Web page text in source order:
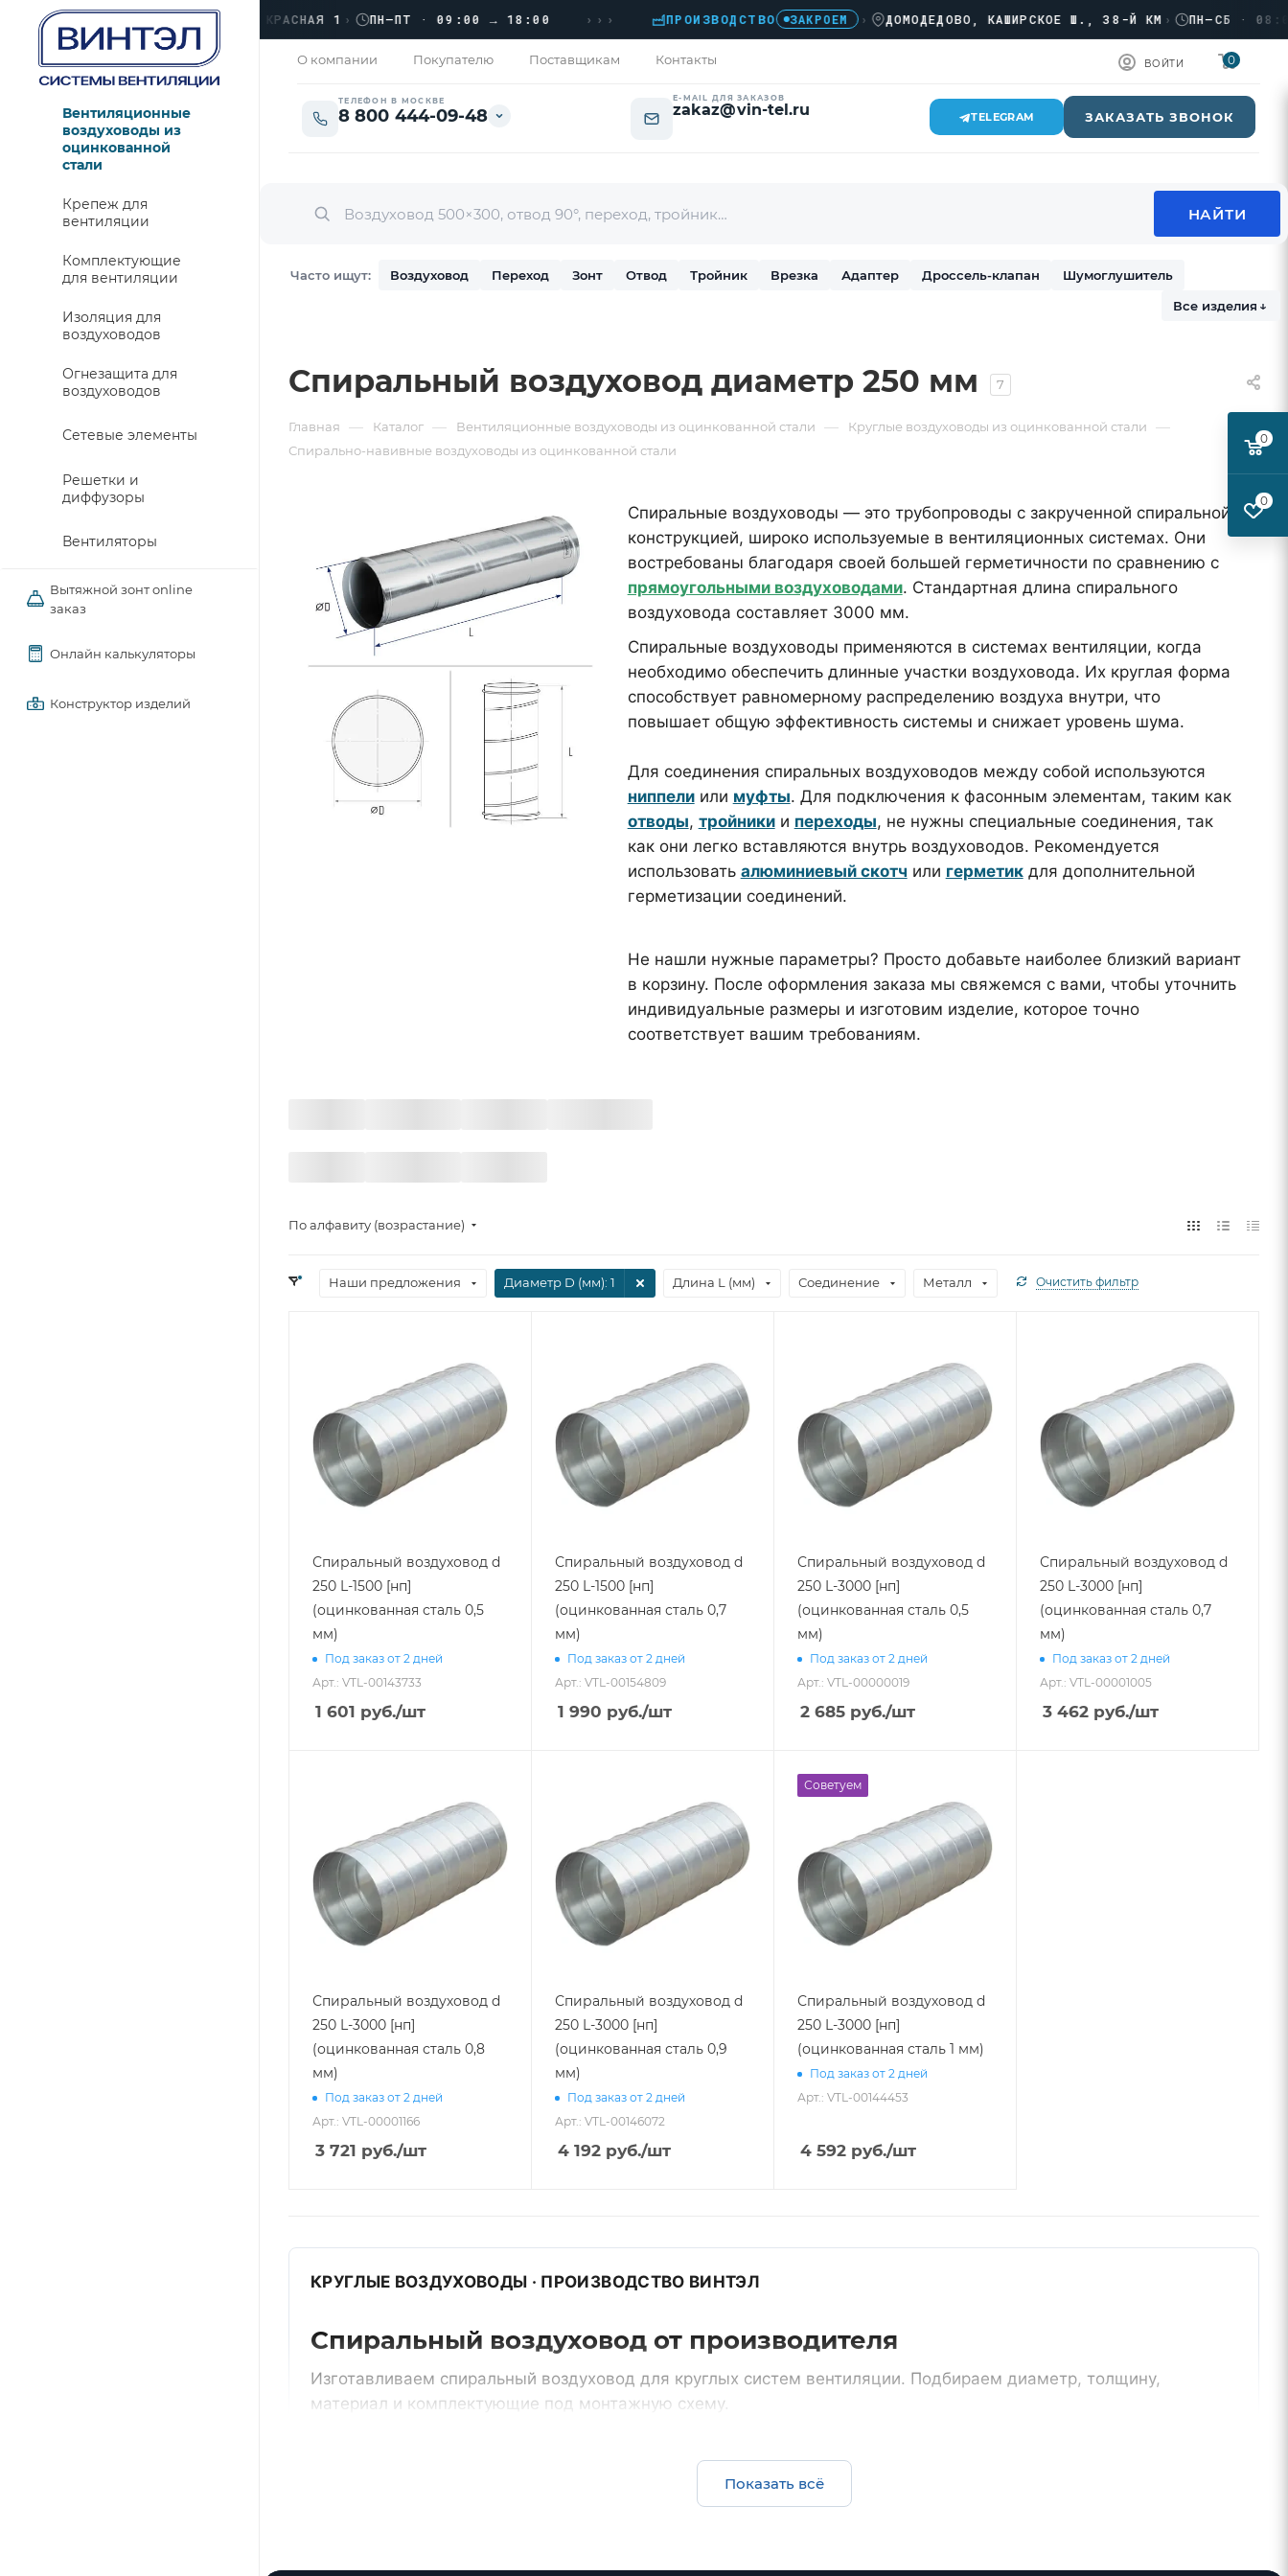
ОТКРЫТО › ЛЮБЕРЦЫ, УЛ. КРАСНАЯ 1 › ПН–ПТ · 09:00 → 18:00 ››› ПРОИЗВОДСТВО ЗАКРОЕМ › ДОМОДЕДОВО, КАШИРСКОЕ Ш., 38-Й КМ › ПН–СБ · 08:00 →
О компании Покупателю Поставщикам Контакты ВОЙТИ 0
ТЕЛЕФОН В МОСКВЕ
8 800 444-09-48
E-MAIL ДЛЯ ЗАКАЗОВ
zakaz@vin-tel.ru TELEGRAM ЗАКАЗАТЬ ЗВОНОК
Часто ищут: Воздуховод Переход Зонт Отвод Тройник Врезка Адаптер Дроссель-клапан
Шумоглушитель
Все изделия ↓
Вентиляционные
воздуховоды из
оцинкованной
стали
Крепеж для
вентиляции
Комплектующие
для вентиляции
Изоляция для
воздуховодов
Огнезащита для
воздуховодов
Сетевые элементы
Решетки и
диффузоры
Вентиляторы
Вытяжной зонт online
заказ
Онлайн калькуляторы
Конструктор изделий
Спиральный воздуховод диаметр 250 мм 7
Главная — Каталог — Вентиляционные воздуховоды из оцинкованной стали — Круглые воздуховоды из оцинкованной стали —
Спирально-навивные воздуховоды из оцинкованной стали
Спиральные воздуховоды — это трубопроводы с закрученной спиральной
конструкцией, широко используемые в вентиляционных системах. Они
востребованы благодаря своей большей герметичности по сравнению с
прямоугольными воздуховодами. Стандартная длина спирального
воздуховода составляет 3000 мм.
Спиральные воздуховоды применяются в системах вентиляции, когда
необходимо обеспечить длинные участки воздуховода. Их круглая форма
способствует равномерному распределению воздуха внутри, что
повышает общую эффективность системы и снижает уровень шума.
Для соединения спиральных воздуховодов между собой используются
ниппелиили муфты. Для подключения к фасонным элементам, таким как
отводы, тройникии переходы, не нужны специальные соединения, так
как они легко вставляются внутрь воздуховодов. Рекомендуется
использовать алюминиевый скотч или герметикдля дополнительной
герметизации соединений.
Не нашли нужные параметры? Просто добавьте наиболее близкий вариант
в корзину. После оформления заказа мы свяжемся с вами, чтобы уточнить
индивидуальные размеры и изготовим изделие, которое точно
соответствует вашим требованиям.
По алфавиту (возрастание)
Наши предложения Диаметр D (мм): 1 Длина L (мм) Соединение Металл Очистить фильтр
Спиральный воздуховод d
250 L-1500 [нп]
(оцинкованная сталь 0,5
мм)
Под заказ от 2 дней
Арт.: VTL-00143733
1 601 руб./шт
Спиральный воздуховод d
250 L-1500 [нп]
(оцинкованная сталь 0,7
мм)
Под заказ от 2 дней
Арт.: VTL-00154809
1 990 руб./шт
Спиральный воздуховод d
250 L-3000 [нп]
(оцинкованная сталь 0,5
мм)
Под заказ от 2 дней
Арт.: VTL-00000019
2 685 руб./шт
Спиральный воздуховод d
250 L-3000 [нп]
(оцинкованная сталь 0,7
мм)
Под заказ от 2 дней
Арт.: VTL-00001005
3 462 руб./шт
Спиральный воздуховод d
250 L-3000 [нп]
(оцинкованная сталь 0,8
мм)
Под заказ от 2 дней
Арт.: VTL-00001166
3 721 руб./шт
Спиральный воздуховод d
250 L-3000 [нп]
(оцинкованная сталь 0,9
мм)
Под заказ от 2 дней
Арт.: VTL-00146072
4 192 руб./шт
Советуем
Спиральный воздуховод d
250 L-3000 [нп]
(оцинкованная сталь 1 мм)
Под заказ от 2 дней
Арт.: VTL-00144453
4 592 руб./шт
КРУГЛЫЕ ВОЗДУХОВОДЫ · ПРОИЗВОДСТВО ВИНТЭЛ
Спиральный воздуховод от производителя
Изготавливаем спиральный воздуховод для круглых систем вентиляции. Подбираем диаметр, толщину,
материал и комплектующие под монтажную схему.
размеры
одного диаметра
монтажниками
Показать всё
0
0